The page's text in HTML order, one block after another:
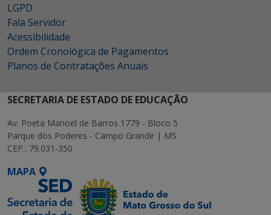
LGPD
Fala Servidor
Acessibilidade
Ordem Cronológica de Pagamentos
Planos de Contratações Anuais
SECRETARIA DE ESTADO DE EDUCAÇÃO
Av. Poeta Manoel de Barros 1779 - Bloco 5
Parque dos Poderes - Campo Grande | MS
CEP.: 79.031-350
MAPA